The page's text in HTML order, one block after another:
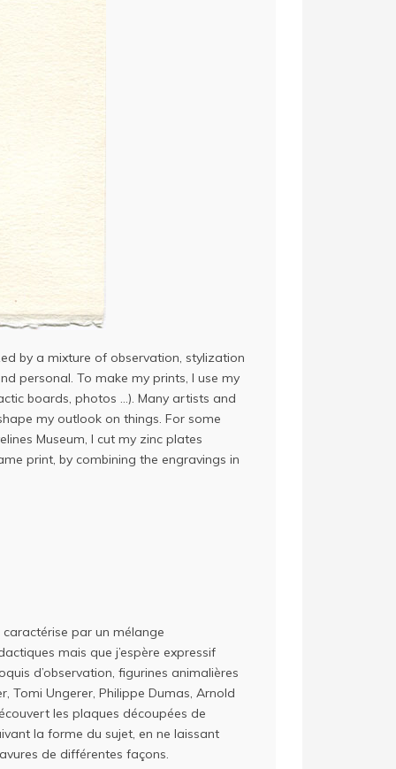
by a mixture of observation, stylization
personal. To make my prints, I use my
boards, photos …). Many artists and
my outlook on things. For some
Museum, I cut my zinc plates
print, by combining the engravings in
par un mélange
mais que j’espère expressif
d’observation, figurines animalières
Tomi Ungerer, Philippe Dumas, Arnold
les plaques découpées de
la forme du sujet, en ne laissant
de différentes façons.